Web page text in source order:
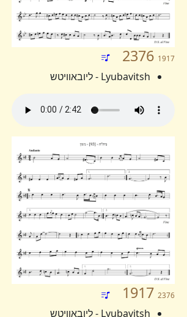
2376 1917
Lyubavitsh - ליובאוויטש
1917 2376
Lyubavitsh - ליובאוויטש